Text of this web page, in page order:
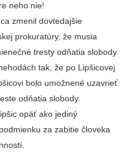
neho nie!
zmenil dovtedajšie
prokuratúry, že musia
tresty odňatia slobody
tak, že po Lipšicovej
bolo umožnené uzavrieť
odňatia slobody.
opäť ako jediný
za zabitie človeka